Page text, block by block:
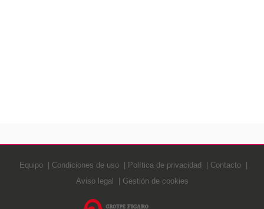
Equipo Condiciones de uso Política de privacidad
Contacto
Aviso legal
Gestión de cookies